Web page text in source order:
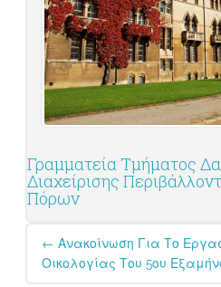
Γραμματεία Τμήματος
Διαχείρισης
Πόρων
Post
navigation
← Ανακοίνωση Για Το
Οικολογίας Του 5ου